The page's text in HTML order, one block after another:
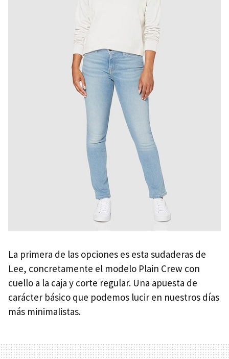
La primera de las opciones es esta sudaderas de
Lee, concretamente el modelo Plain Crew con
cuello a la caja y corte regular. Una apuesta de
carácter básico que podemos lucir en nuestros días
más minimalistas.